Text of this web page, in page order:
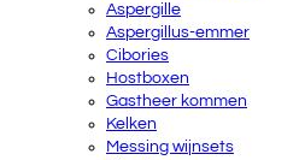
Aspergille
Aspergillus-emmer
Cibories
Hostboxen
Gastheer kommen
Kelken
Messing wijnsets